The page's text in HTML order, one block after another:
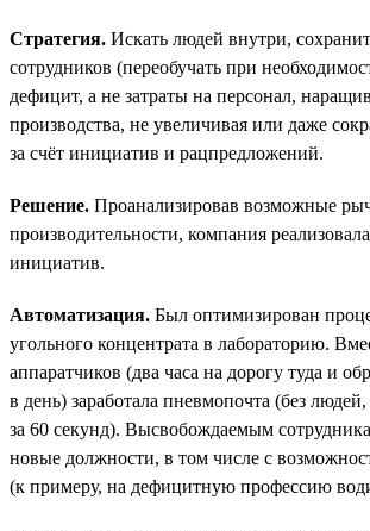
Стратегия. Искать людей внутри,
сотрудников (переобучать при
дефицит, а не затраты на персонал,
производства, не увеличивая или даже
за счёт инициатив и рацпредложений.
Решение. Проанализировав возможные
производительности, компания
инициатив.
Автоматизация. Был оптимизирован
угольного концентрата в лабораторию.
аппаратчиков (два часа на дорогу туда и
в день) заработала пневмопочта (без людей,
за 60 секунд). Высвобождаемым
новые должности, в том числе с
(к примеру, на дефицитную профессию